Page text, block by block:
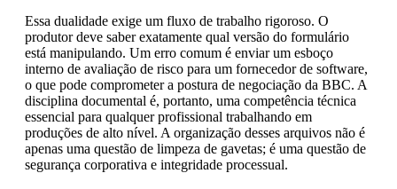
Essa dualidade exige um fluxo de trabalho rigoroso. O
produtor deve saber exatamente qual versão do formulário
está manipulando. Um erro comum é enviar um esboço
interno de avaliação de risco para um fornecedor de software,
o que pode comprometer a postura de negociação da BBC. A
disciplina documental é, portanto, uma competência técnica
essencial para qualquer profissional trabalhando em
produções de alto nível. A organização desses arquivos não é
apenas uma questão de limpeza de gavetas; é uma questão de
segurança corporativa e integridade processual.